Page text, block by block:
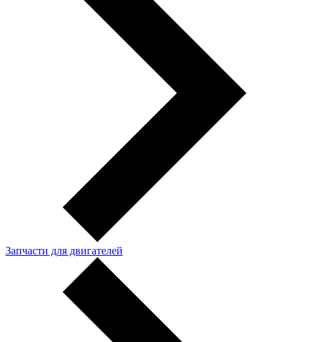
Запчасти для двигателей